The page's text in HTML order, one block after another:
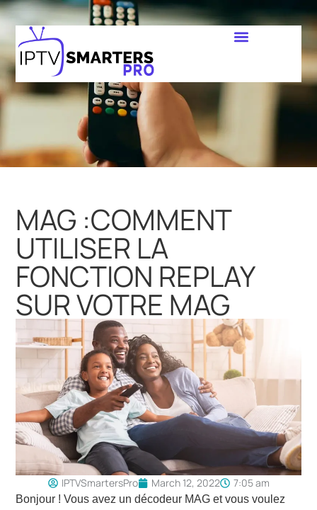
MAG :COMMENT
UTILISER LA
FONCTION REPLAY
SUR VOTRE MAG
IPTVSmartersPro March 12, 2022 7:05 am
Bonjour ! Vous avez un décodeur MAG et vous voulez